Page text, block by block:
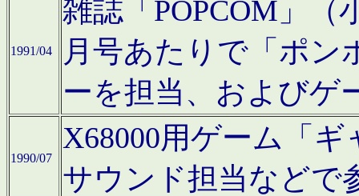
1991/04
雑誌「POPCOM」（
月号あたりで「ポン
ーを担当、およびゲ
1990/07
X68000用ゲーム「
サウンド担当などで